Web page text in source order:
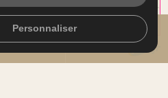
mail
Personnaliser